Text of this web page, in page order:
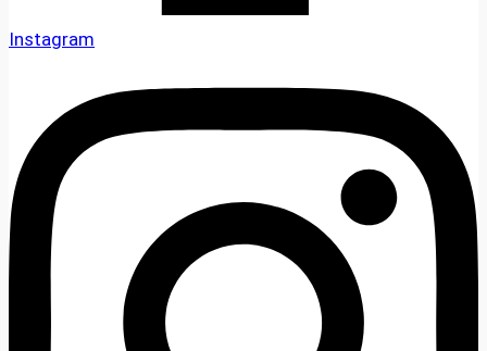
Instagram